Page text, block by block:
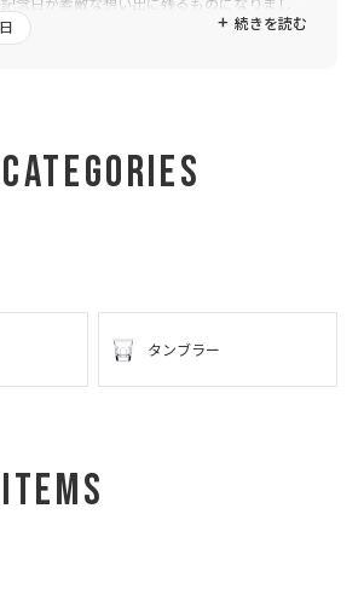
念日が素敵な想い出に残るものになりまし
続きを読む
タンブラー